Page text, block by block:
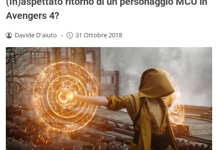
Avengers 4?
Davide D'aiuto - 31 Ottobre 2018